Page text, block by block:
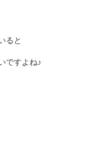
ると
ですよね♪